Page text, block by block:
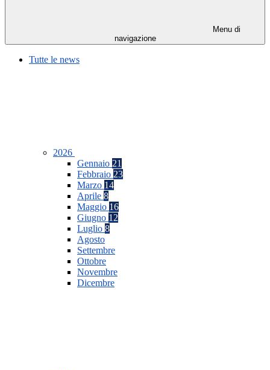
Menu di
navigazione
Tutte le news
2026
Gennaio 21
Febbraio 23
Marzo 14
Aprile 8
Maggio 16
Giugno 12
Luglio 8
Agosto
Settembre
Ottobre
Novembre
Dicembre